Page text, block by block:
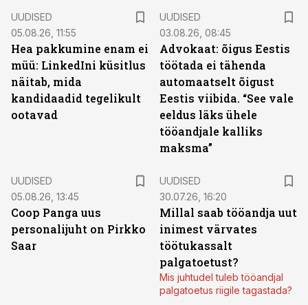
UUDISED
05.08.26, 11:55
Hea pakkumine enam ei
müü: LinkedIni küsitlus
näitab, mida
kandidaadid tegelikult
ootavad
UUDISED
03.08.26, 08:45
Advokaat: õigus Eestis
töötada ei tähenda
automaatselt õigust
Eestis viibida. “See vale
eeldus läks ühele
tööandjale kalliks
maksma”
UUDISED
05.08.26, 13:45
Coop Panga uus
personalijuht on Pirkko
Saar
UUDISED
30.07.26, 16:20
Millal saab tööandja uut
inimest värvates
töötukassalt
palgatoetust?
Mis juhtudel tuleb tööandjal
palgatoetus riigile tagastada?